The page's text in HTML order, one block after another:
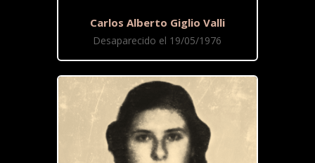
Carlos Alberto Giglio Valli
Desaparecido el 19/05/1976